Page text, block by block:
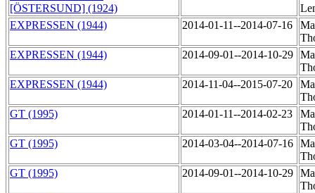
[ÖSTERSUND] (1924)
EXPRESSEN (1944)
2014-01-11--2014-07-16
EXPRESSEN (1944)
2014-09-01--2014-10-29
EXPRESSEN (1944)
2014-11-04--2015-07-20
GT (1995)
2014-01-11--2014-02-23
GT (1995)
2014-03-04--2014-07-16
GT (1995)
2014-09-01--2014-10-29